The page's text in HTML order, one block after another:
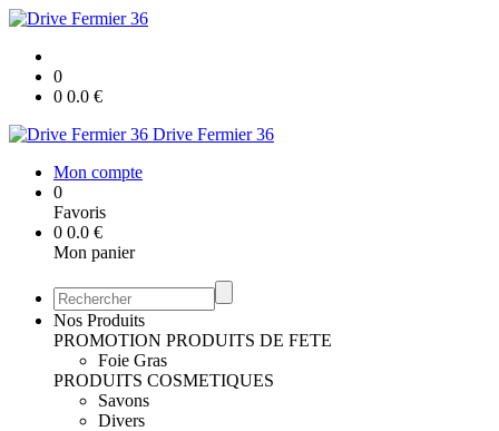
0
0 0.0 €
Drive Fermier 36
Mon compte
0
Favoris
0 0.0 €
Mon panier
Nos Produits
PROMOTION PRODUITS DE FETE
Foie Gras
PRODUITS COSMETIQUES
Savons
Divers